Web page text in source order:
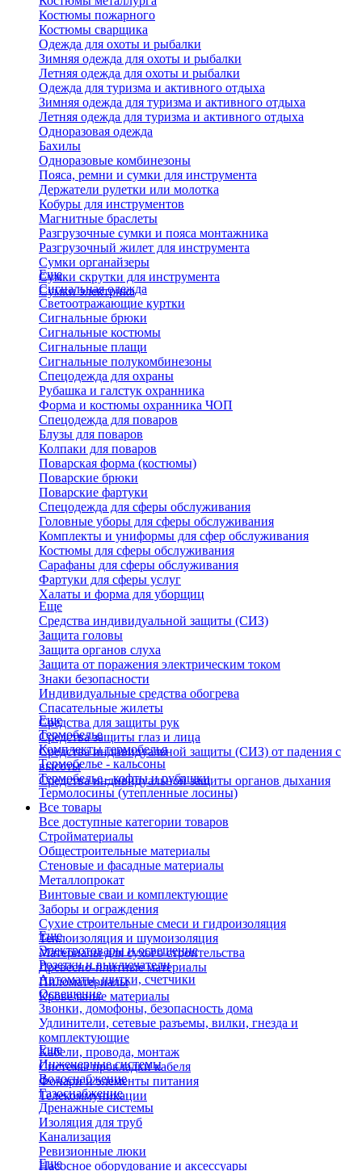
Костюмы пожарного
Костюмы сварщика
Одежда для охоты и рыбалки
Зимняя одежда для охоты и рыбалки
Летняя одежда для охоты и рыбалки
Одежда для туризма и активного отдыха
Зимняя одежда для туризма и активного отдыха
Летняя одежда для туризма и активного отдыха
Одноразовая одежда
Бахилы
Одноразовые комбинезоны
Пояса, ремни и сумки для инструмента
Держатели рулетки или молотка
Кобуры для инструментов
Магнитные браслеты
Разгрузочные сумки и пояса монтажника
Разгрузочный жилет для инструмента
Сумки органайзеры
Сумки скрутки для инструмента
Сумки электрика
Еще
Сигнальная одежда
Светоотражающие куртки
Сигнальные брюки
Сигнальные костюмы
Сигнальные плащи
Сигнальные полукомбинезоны
Спецодежда для охраны
Рубашка и галстук охранника
Форма и костюмы охранника ЧОП
Спецодежда для поваров
Блузы для поваров
Колпаки для поваров
Поварская форма (костюмы)
Поварские брюки
Поварские фартуки
Спецодежда для сферы обслуживания
Головные уборы для сферы обслуживания
Комплекты и униформы для сфер обслуживания
Костюмы для сферы обслуживания
Сарафаны для сферы обслуживания
Фартуки для сферы услуг
Халаты и форма для уборщиц
Еще
Средства индивидуальной защиты (СИЗ)
Защита головы
Защита органов слуха
Защита от поражения электрическим током
Знаки безопасности
Индивидуальные средства обогрева
Спасательные жилеты
Средства для защиты рук
Средства защиты глаз и лица
Средства индивидуальной защиты (СИЗ) от падения с
высоты
Средства индивидуальной защиты органов дыхания
Еще
Термобелье
Комплекты термобелья
Термобелье - кальсоны
Термобелье - кофты и рубашки
Термолосины (утепленные лосины)
Все товары
Все доступные категории товаров
Стройматериалы
Общестроительные материалы
Стеновые и фасадные материалы
Металлопрокат
Винтовые сваи и комплектующие
Заборы и ограждения
Сухие строительные смеси и гидроизоляция
Теплоизоляция и шумоизоляция
Материалы для сухого строительства
Древесно-плитные материалы
Пиломатериалы
Кровельные материалы
Еще
Электротовары и освещение
Розетки и выключатели
Автоматы, щитки, счетчики
Освещение
Звонки, домофоны, безопасность дома
Удлинители, сетевые разъемы, вилки, гнезда и
комплектующие
Кабели, провода, монтаж
Системы прокладки кабеля
Фонари и элементы питания
Телекоммуникации
Еще
Инженерные системы
Водоснабжение
Газоснабжение
Дренажные системы
Изоляция для труб
Канализация
Ревизионные люки
Насосное оборудование и аксессуары
Еще